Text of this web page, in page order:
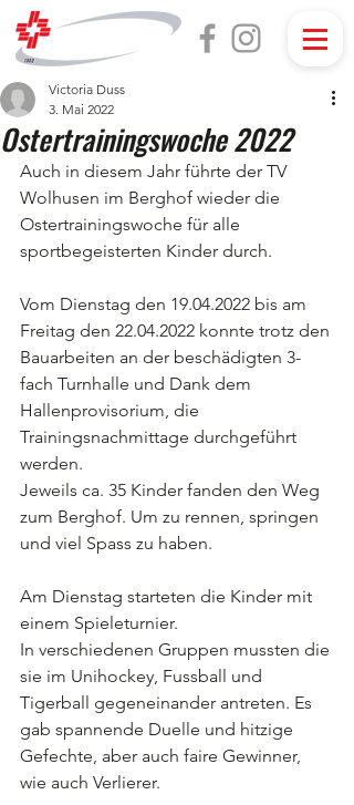
Ostertrainingswoche 2022
Victoria Duss
3. Mai 2022
Auch in diesem Jahr führte der TV
Wolhusen im Berghof wieder die
Ostertrainingswoche für alle
sportbegeisterten Kinder durch.
Vom Dienstag den 19.04.2022 bis am
Freitag den 22.04.2022 konnte trotz den
Bauarbeiten an der beschädigten 3-
fach Turnhalle und Dank dem
Hallenprovisorium, die
Trainingsnachmittage durchgeführt
werden.
Jeweils ca. 35 Kinder fanden den Weg
zum Berghof. Um zu rennen, springen
und viel Spass zu haben.
Am Dienstag starteten die Kinder mit
einem Spieleturnier.
In verschiedenen Gruppen mussten die
sie im Unihockey, Fussball und
Tigerball gegeneinander antreten. Es
gab spannende Duelle und hitzige
Gefechte, aber auch faire Gewinner,
wie auch Verlierer.